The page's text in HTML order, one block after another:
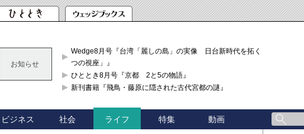
お知らせ
Wedge8月号『台湾「麗しの島」の実像 日台新時代を拓く「3
つの視座」』
ひととき8月号『京都 2と5の物語』
新刊書籍『飛鳥・藤原に隠された古代宮都の謎』
ビジネス 社会 ライフ 特集 動画